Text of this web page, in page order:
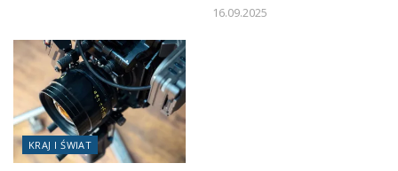
16.09.2025
KRAJ I ŚWIAT